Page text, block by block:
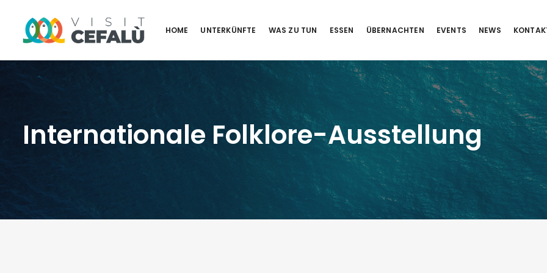
HOME UNTERKÜNFTE WAS ZU TUN ESSEN ÜBERNACHTEN EVENTS NEWS
Internationale Folklore-Ausstellung